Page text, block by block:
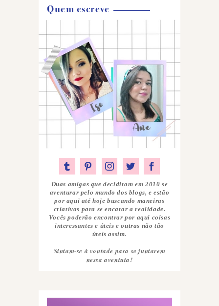
Quem escreve
Duas amigas que decidiram em 2010 se
aventurar pelo mundo dos blogs, e estão
por aqui até hoje buscando maneiras
criativas para se encarar a realidade.
Vocês poderão encontrar por aqui coisas
interessantes e úteis e outras não tão
úteis assim.
Sintam-se à vontade para se juntarem
nessa aventuta!